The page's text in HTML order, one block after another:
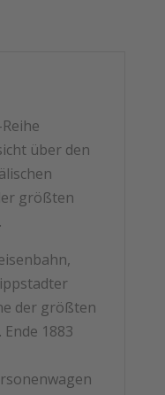
über den
größten
der größten
1883